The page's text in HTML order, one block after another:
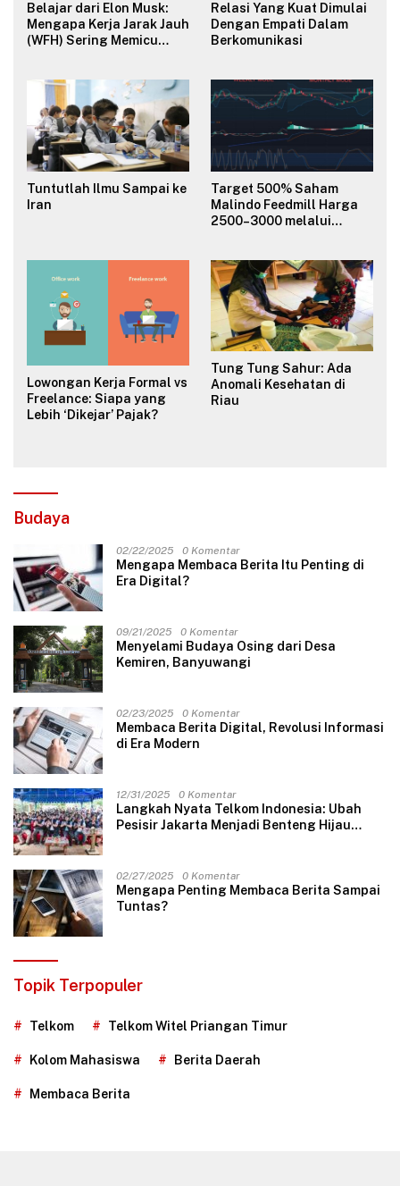
Belajar dari Elon Musk:
Mengapa Kerja Jarak Jauh
(WFH) Sering Memicu
Relasi Yang Kuat Dimulai
Dengan Empati Dalam
Berkomunikasi
Tuntutlah Ilmu Sampai ke
Iran
Target 500% Saham
Malindo Feedmill Harga
2500–3000 melalui
Lowongan Kerja Formal vs
Freelance: Siapa yang
Lebih ‘Dikejar’ Pajak?
Tung Tung Sahur: Ada
Anomali Kesehatan di
Riau
Budaya
02/22/2025 0 Komentar
Mengapa Membaca Berita Itu Penting di
Era Digital?
09/21/2025 0 Komentar
Menyelami Budaya Osing dari Desa
Kemiren, Banyuwangi
02/23/2025 0 Komentar
Membaca Berita Digital, Revolusi Informasi
di Era Modern
12/31/2025 0 Komentar
Langkah Nyata Telkom Indonesia: Ubah
Pesisir Jakarta Menjadi Benteng Hijau
02/27/2025 0 Komentar
Mengapa Penting Membaca Berita Sampai
Tuntas?
Topik Terpopuler
Telkom Telkom Witel Priangan Timur
Kolom Mahasiswa Berita Daerah
Membaca Berita